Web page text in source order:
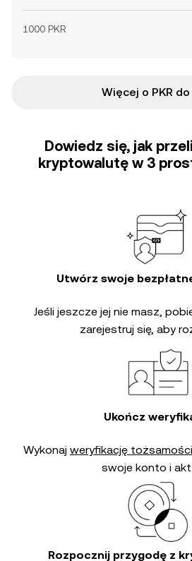
1000 PKR
Więcej o PKR do
Dowiedz się, jak
kryptowalutę w 3
Utwórz swoje
Jeśli jeszcze jej nie masz,
zarejestruj się, aby
Ukończ
Wykonaj weryfikację tożsamości
swoje konto i
Rozpocznij przygodę z